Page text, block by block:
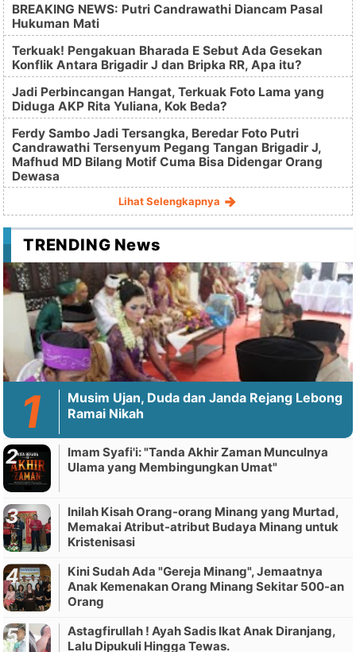
BREAKING NEWS: Putri Candrawathi Diancam Pasal
Hukuman Mati
Terkuak! Pengakuan Bharada E Sebut Ada Gesekan
Konflik Antara Brigadir J dan Bripka RR, Apa itu?
Jadi Perbincangan Hangat, Terkuak Foto Lama yang
Diduga AKP Rita Yuliana, Kok Beda?
Ferdy Sambo Jadi Tersangka, Beredar Foto Putri
Candrawathi Tersenyum Pegang Tangan Brigadir J,
Mafhud MD Bilang Motif Cuma Bisa Didengar Orang
Dewasa
Lihat Selengkapnya
TRENDING News
Musim Ujan, Duda dan Janda Rejang Lebong
Ramai Nikah
Imam Syafi'i: "Tanda Akhir Zaman Munculnya
Ulama yang Membingungkan Umat"
Inilah Kisah Orang-orang Minang yang Murtad,
Memakai Atribut-atribut Budaya Minang untuk
Kristenisasi
Kini Sudah Ada "Gereja Minang", Jemaatnya
Anak Kemenakan Orang Minang Sekitar 500-an
Orang
Astagfirullah ! Ayah Sadis Ikat Anak Diranjang,
Lalu Dipukuli Hingga Tewas.